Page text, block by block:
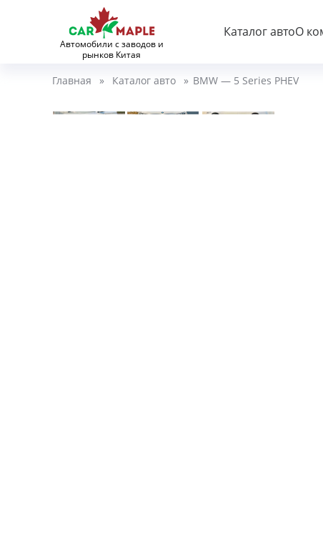
Автомобили с заводов и
рынков Китая
Каталог автоО
Главная » Каталог авто » BMW — 5 Series PHEV